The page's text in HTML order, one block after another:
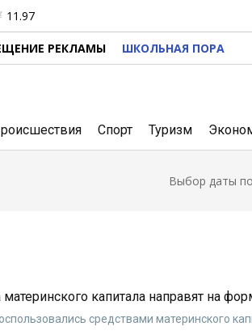
11.97
РЕКЛАМЫ ШКОЛЬНАЯ ПОРА
Спорт Туризм
Выбор даты
капитала направят на
средствами материнского